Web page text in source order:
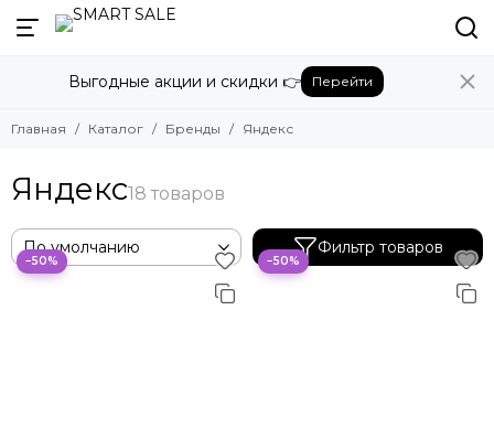
Назад
Бренды
Amazon
Beats
DJI
Dyson
Выгодные акции и скидки 👉 Перейти
Главная Каталог Бренды Яндекс
Яндекс
Фильтр товаров
−50% −50%